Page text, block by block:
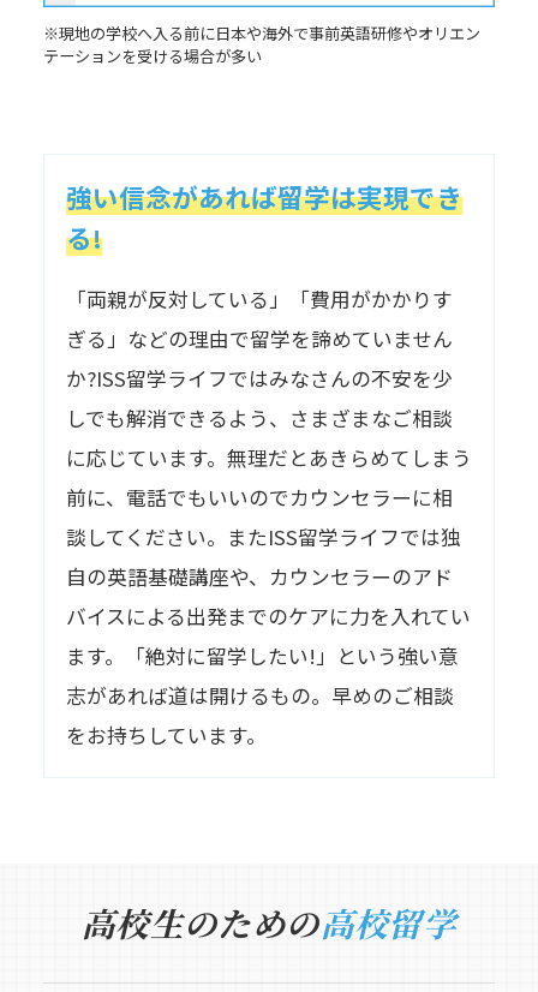
※現地の学校へ入る前に日本や海外で事前英語研修やオリエン
テーションを受ける場合が多い
強い信念があれば留学は実現でき
る!
「両親が反対している」「費用がかかりす
ぎる」などの理由で留学を諦めていません
か?ISS留学ライフではみなさんの不安を少
しでも解消できるよう、さまざまなご相談
に応じています。無理だとあきらめてしまう
前に、電話でもいいのでカウンセラーに相
談してください。またISS留学ライフでは独
自の英語基礎講座や、カウンセラーのアド
バイスによる出発までのケアに力を入れてい
ます。「絶対に留学したい!」という強い意
志があれば道は開けるもの。早めのご相談
をお持ちしています。
高校生のための高校留学